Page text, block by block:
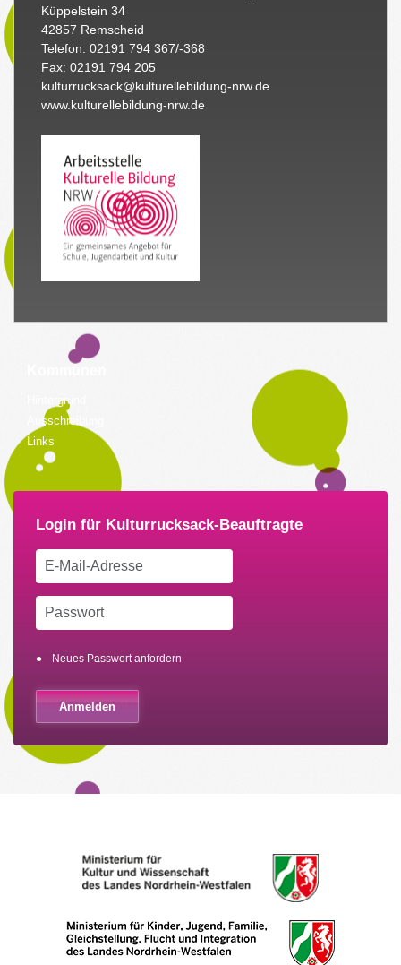
Küppelstein 34
42857 Remscheid
Telefon: 02191 794 367/-368
Fax: 02191 794 205
kulturrucksack@kulturellebildung-nrw.de
www.kulturellebildung-nrw.de
Hintergrund
Ausschreibung
Links
Neues Passwort anfordern